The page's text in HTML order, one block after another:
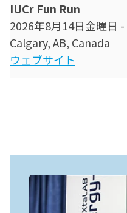
IUCr Fun Run
2026年8月14日金曜日 -
Calgary, AB, Canada
ウェブサイト